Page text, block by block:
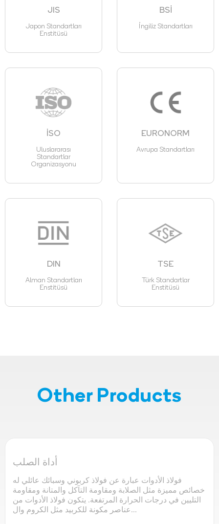
JIS
Japon Standartları
Enstitüsü
BSİ
İngiliz Standartları
İSO
Uluslararası
Standartlar
Organizasyonu
EURONORM
Avrupa Standartları
DIN
Alman Standartları
Enstitüsü
TSE
Türk Standartlar
Enstitüsü
Other Products
أداة الصلب
فولاذ الأدوات عبارة عن فولاذ كربوني وسبائك عائلي له
خصائص مميزة مثل الصلابة ومقاومة التآكل والمتانة ومقاومة
التليين في درجات الحرارة المرتفعة. يتكون فولاذ الأدوات من
عناصر مكونة للكربيد مثل الكروم وال...